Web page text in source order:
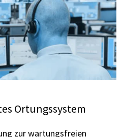
Ortungssystem
zur wartungsfreien